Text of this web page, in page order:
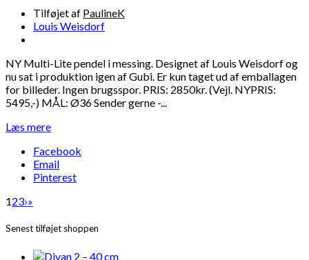
Tilføjet af PaulineK
Louis Weisdorf
NY Multi-Lite pendel i messing. Designet af Louis Weisdorf og
nu sat i produktion igen af Gubi. Er kun taget ud af emballagen
for billeder. Ingen brugsspor. PRIS: 2850kr. (Vejl. NYPRIS:
5495,-) MÅL: Ø36 Sender gerne -...
Læs mere
Facebook
Email
Pinterest
123›»
Senest tilføjet shoppen